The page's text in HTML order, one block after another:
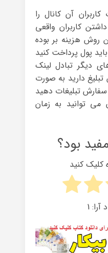
آن کانال را
کاربران واقعی
روش هزینه بر بوده
پول پرداخت کنید
دیگر تبادل لینک
دارید به صورت
تبلیغات دهید
می توانید به زمان
بود؟
کلیک کنید
1